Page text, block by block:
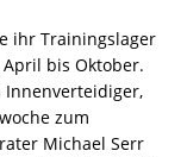
ihr Trainingslager
bis Oktober.
zum
Michael Serr